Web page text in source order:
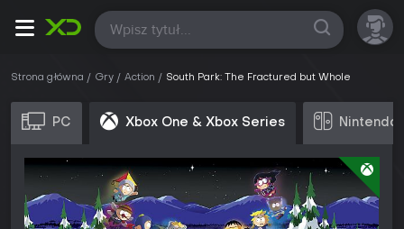
Wszystkie
Strona główna Gry Action South Park: The Fractured but Whole
PC Xbox One & Xbox Series Nintendo